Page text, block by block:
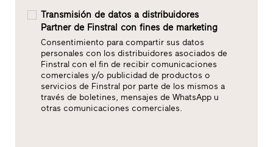
Transmisión de datos a distribuidores
Partner de Finstral con fines de marketing
Consentimiento para compartir sus datos
personales con los distribuidores asociados de
Finstral con el fin de recibir comunicaciones
comerciales y/o publicidad de productos o
servicios de Finstral por parte de los mismos a
través de boletines, mensajes de WhatsApp u
otras comunicaciones comerciales.